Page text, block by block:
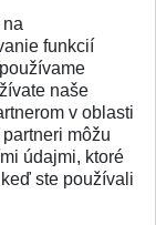
funkcií
naše
v oblasti
môžu
údajmi, ktoré
ste používali